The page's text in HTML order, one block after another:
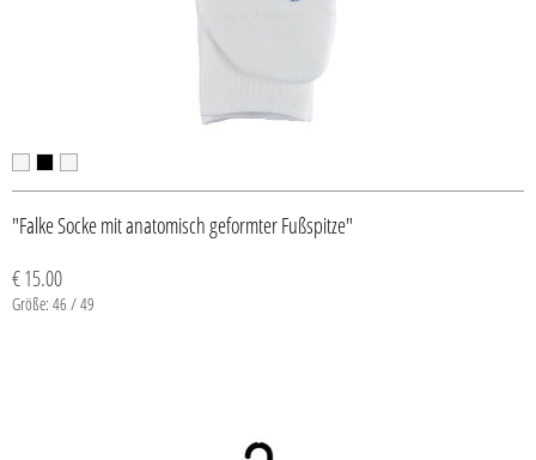
"Falke Socke mit anatomisch geformter Fußspitze"
€ 15.00
Größe: 46 / 49